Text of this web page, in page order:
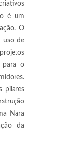
é um
O
uso de
para o
pilares
Nara
da